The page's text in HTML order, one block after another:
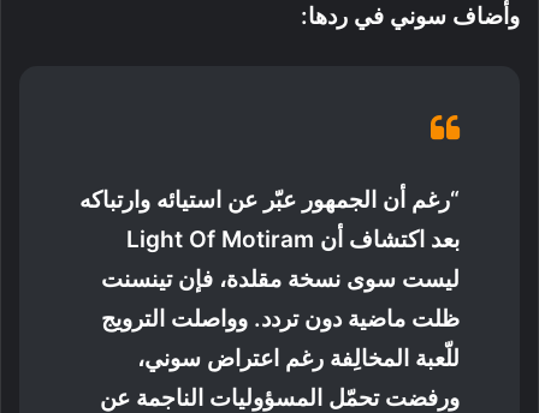
وأضاف سوني في ردها:
“رغم أن الجمهور عبّر عن استيائه وارتباكه
بعد اكتشاف أن Light Of Motiram
ليست سوى نسخة مقلدة، فإن تينسنت
ظلت ماضية دون تردد. وواصلت الترويج
للّعبة المخالِفة رغم اعتراض سوني،
ورفضت تحمّل المسؤوليات الناجمة عن